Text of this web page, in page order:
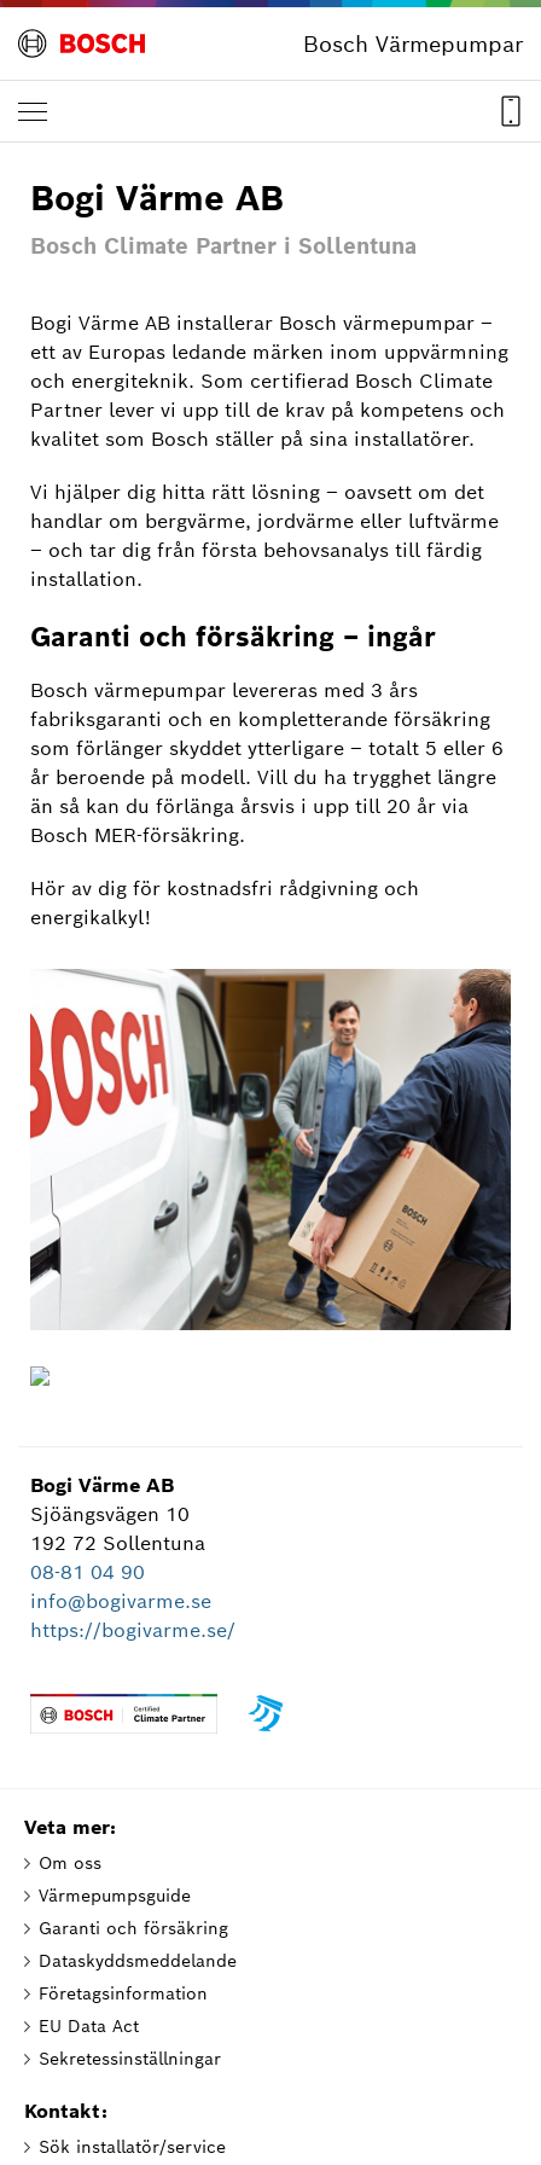
Bosch Värmepumpar
Bogi Värme AB
Bosch Climate Partner i Sollentuna
Bogi Värme AB installerar Bosch värmepumpar –
ett av Europas ledande märken inom uppvärmning
och energiteknik. Som certifierad Bosch Climate
Partner lever vi upp till de krav på kompetens och
kvalitet som Bosch ställer på sina installatörer.
Vi hjälper dig hitta rätt lösning – oavsett om det
handlar om bergvärme, jordvärme eller luftvärme
– och tar dig från första behovsanalys till färdig
installation.
Garanti och försäkring – ingår
Bosch värmepumpar levereras med 3 års
fabriksgaranti och en kompletterande försäkring
som förlänger skyddet ytterligare – totalt 5 eller 6
år beroende på modell. Vill du ha trygghet längre
än så kan du förlänga årsvis i upp till 20 år via
Bosch MER-försäkring.
Hör av dig för kostnadsfri rådgivning och
energikalkyl!
Bogi Värme AB
Sjöängsvägen 10
192 72 Sollentuna
08-81 04 90
info@bogivarme.se
https://bogivarme.se/
Veta mer:
Om oss
Värmepumpsguide
Garanti och försäkring
Dataskyddsmeddelande
Företagsinformation
EU Data Act
Sekretessinställningar
Kontakt:
Sök installatör/service